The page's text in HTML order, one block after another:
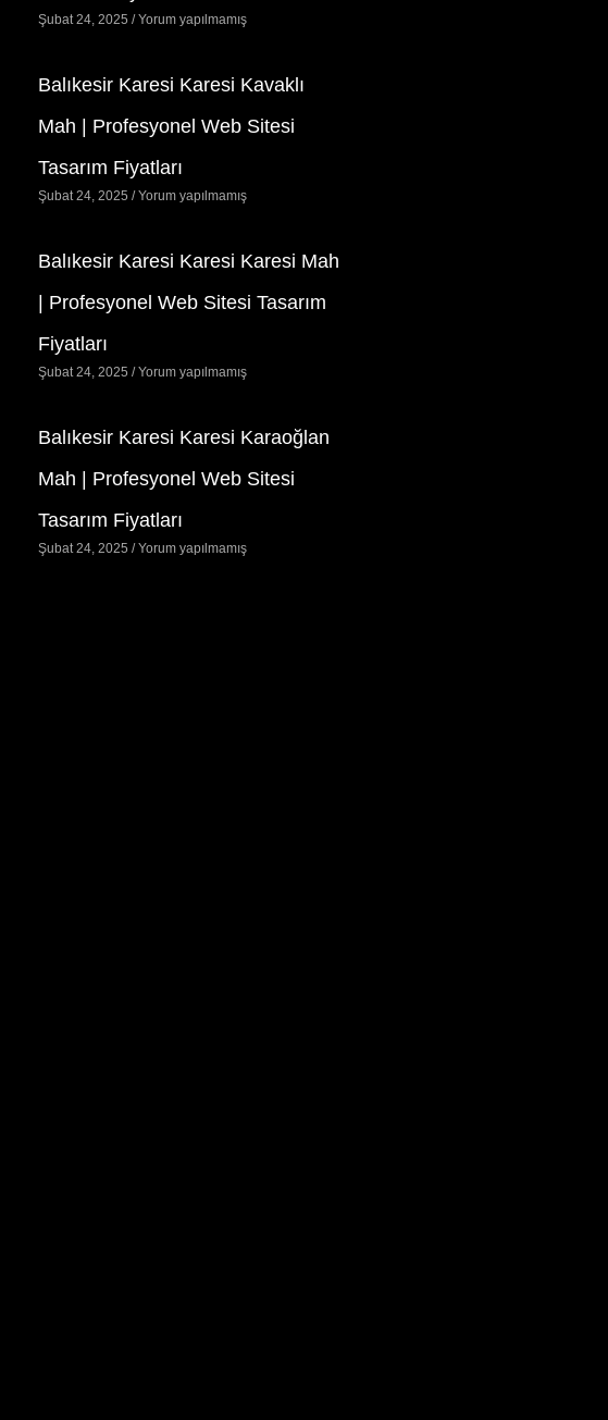
Şubat 24, 2025 Yorum yapılmamış
Balıkesir Karesi Karesi Kavaklı
Mah | Profesyonel Web Sitesi
Tasarım Fiyatları
Şubat 24, 2025 Yorum yapılmamış
Balıkesir Karesi Karesi Karesi Mah
| Profesyonel Web Sitesi Tasarım
Fiyatları
Şubat 24, 2025 Yorum yapılmamış
Balıkesir Karesi Karesi Karaoğlan
Mah | Profesyonel Web Sitesi
Tasarım Fiyatları
Şubat 24, 2025 Yorum yapılmamış